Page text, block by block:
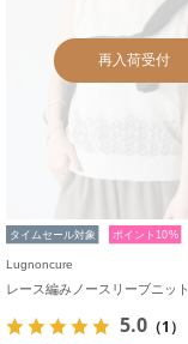
再入荷受付
タイムセール対象 ポイント10%
Lugnoncure
レース編みノースリーブニット
5.0 （1）